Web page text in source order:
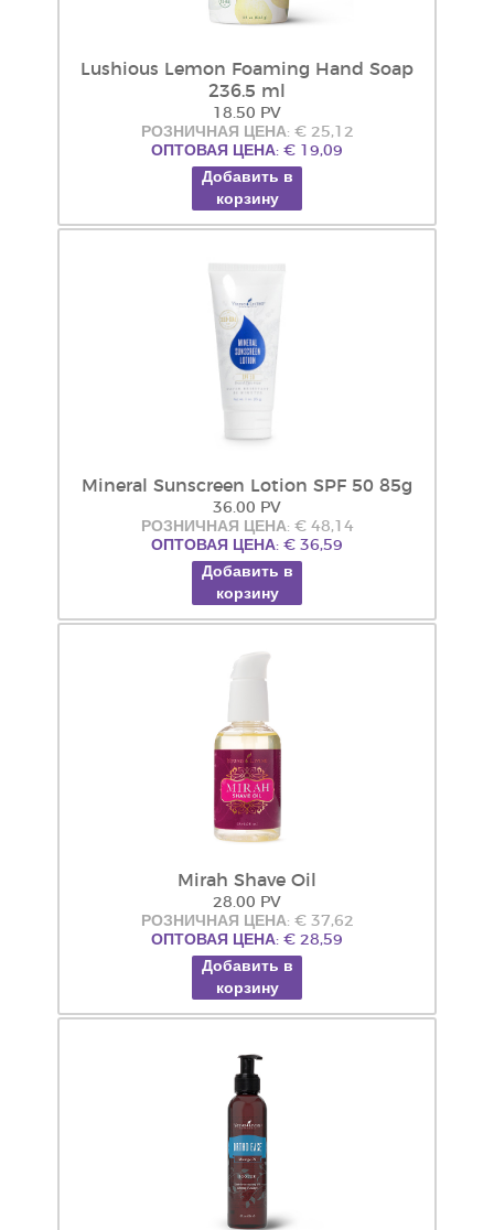
Lushious Lemon Foaming Hand Soap
236.5 ml
18.50 PV
РОЗНИЧНАЯ ЦЕНА: € 25,12
ОПТОВАЯ ЦЕНА: € 19,09
Добавить в
корзину
Mineral Sunscreen Lotion SPF 50 85g
36.00 PV
РОЗНИЧНАЯ ЦЕНА: € 48,14
ОПТОВАЯ ЦЕНА: € 36,59
Добавить в
корзину
Mirah Shave Oil
28.00 PV
РОЗНИЧНАЯ ЦЕНА: € 37,62
ОПТОВАЯ ЦЕНА: € 28,59
Добавить в
корзину